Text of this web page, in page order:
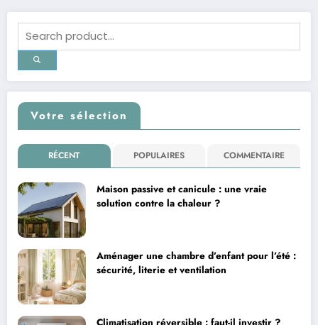
publications
Votre sélection
RÉCENT POPULAIRES COMMENTAIRE
Maison passive et canicule : une vraie
solution contre la chaleur ?
Aménager une chambre d’enfant pour l’été :
sécurité, literie et ventilation